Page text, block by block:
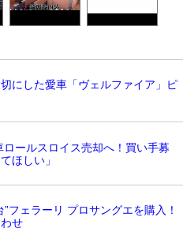
にした愛車「ヴェルファイア」ピ
ロールスロイス売却へ！買い手募
ほしい」
”フェラーリ プロサングエを購入！
せ